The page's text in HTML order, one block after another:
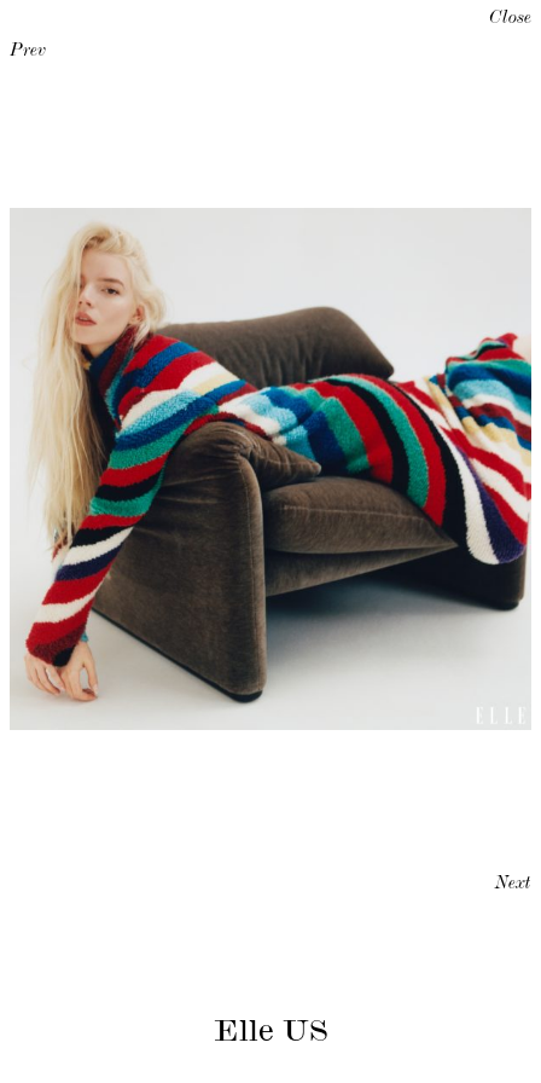
Close
Prev
Next
Elle US